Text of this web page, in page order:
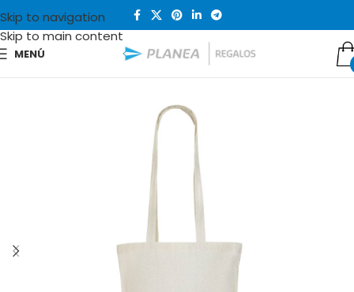
Skip to navigation
Skip to main content
MENÚ